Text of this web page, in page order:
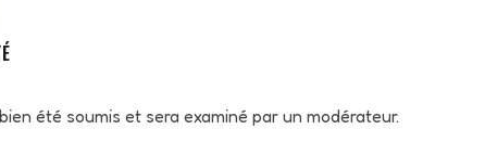
été soumis et sera examiné par un modérateur.